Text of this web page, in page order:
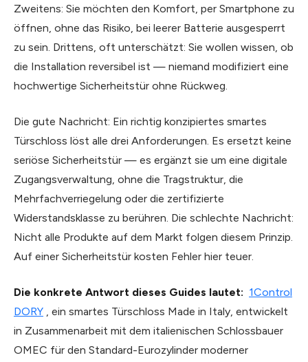
Zweitens: Sie möchten den Komfort, per Smartphone zu
öffnen, ohne das Risiko, bei leerer Batterie ausgesperrt
zu sein. Drittens, oft unterschätzt: Sie wollen wissen, ob
die Installation reversibel ist — niemand modifiziert eine
hochwertige Sicherheitstür ohne Rückweg.
Die gute Nachricht: Ein richtig konzipiertes smartes
Türschloss löst alle drei Anforderungen. Es ersetzt keine
seriöse Sicherheitstür — es ergänzt sie um eine digitale
Zugangsverwaltung, ohne die Tragstruktur, die
Mehrfachverriegelung oder die zertifizierte
Widerstandsklasse zu berühren. Die schlechte Nachricht:
Nicht alle Produkte auf dem Markt folgen diesem Prinzip.
Auf einer Sicherheitstür kosten Fehler hier teuer.
Die konkrete Antwort dieses Guides lautet: 1Control
DORY , ein smartes Türschloss Made in Italy, entwickelt
in Zusammenarbeit mit dem italienischen Schlossbauer
OMEC für den Standard-Eurozylinder moderner